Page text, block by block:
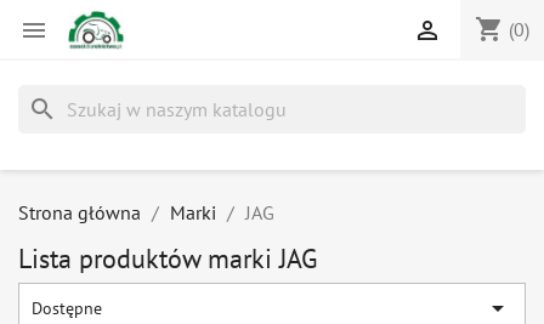
 shopping_cart (0)

search
Strona główna Marki JAG
Lista produktów marki JAG
Dostępne 